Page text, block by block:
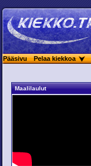
Pääsivu Pelaa kiekkoa
Maalilaulut